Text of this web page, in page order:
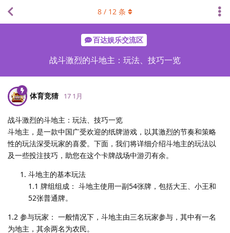
百达娱乐交流区
战斗激烈的斗地主：玩法、技巧一览
8 / 12 条
体育竞猜 17 1月
战斗激烈的斗地主：玩法、技巧一览
斗地主，是一款中国广受欢迎的纸牌游戏，以其激烈的节奏和策略
性的玩法深受玩家的喜爱。下面，我们将详细介绍斗地主的玩法以
及一些投注技巧，助您在这个卡牌战场中游刃有余。
斗地主的基本玩法
1.1 牌组组成： 斗地主使用一副54张牌，包括大王、小王和
52张普通牌。
1.2 参与玩家： 一般情况下，斗地主由三名玩家参与，其中有一名
为地主，其余两名为农民。